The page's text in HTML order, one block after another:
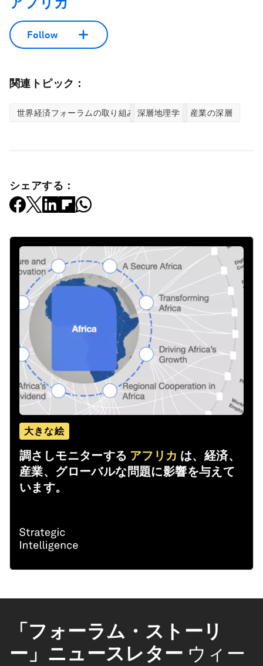
Follow
関連トピック：
世界経済フォーラムの取り組み 深層地理学 産業の深層
シェアする：
大きな絵
調さしモニターする アフリカ は、経済、
産業、グローバルな問題に影響を与えて
います。
「フォーラム・ストーリ
ー」ニュースレター ウィー